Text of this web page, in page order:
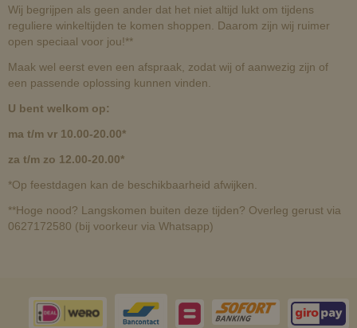
Wij begrijpen als geen ander dat het niet altijd lukt om tijdens
reguliere winkeltijden te komen shoppen. Daarom zijn wij ruimer
open speciaal voor jou!**
Maak wel eerst even een afspraak, zodat wij of aanwezig zijn of
een passende oplossing kunnen vinden.
U bent welkom op:
ma t/m vr 10.00-20.00*
za t/m zo 12.00-20.00*
*Op feestdagen kan de beschikbaarheid afwijken.
**Hoge nood? Langskomen buiten deze tijden? Overleg gerust via
0627172580 (bij voorkeur via Whatsapp)